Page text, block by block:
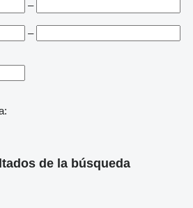
–
–
de la búsqueda